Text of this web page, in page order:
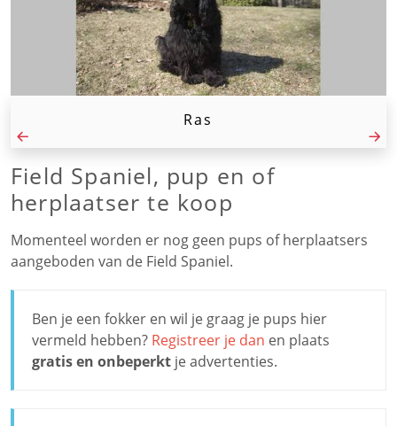
Ras
Field Spaniel, pup en of
herplaatser te koop
Momenteel worden er nog geen pups of herplaatsers
aangeboden van de Field Spaniel.
Ben je een fokker en wil je graag je pups hier
vermeld hebben? Registreer je dan en plaats
gratis en onbeperkt je advertenties.